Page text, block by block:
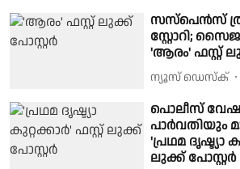
സസ്‌പെൻസ്
സ്റ്റോറി;
'ആരം' ഫസ്റ്റ്
ന്യൂസ് ഡെസ്ക്
പൊലീസ്
പാർവതിയും
'പ്രഥമ ദൃഷ്ട്യാ
ലുക്ക് പോസ്റ്റർ